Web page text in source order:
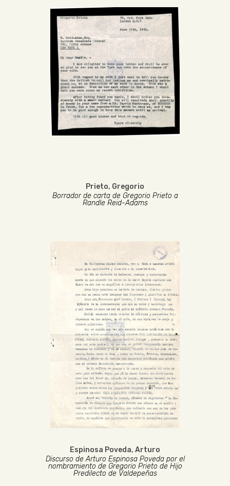
Prieto, Gregorio
Borrador de carta de Gregorio Prieto a
Randle Reid-Adams
Espinosa Poveda, Arturo
Discurso de Arturo Espinosa Poveda por el
nombramiento de Gregorio Prieto de Hijo
Predilecto de Valdepeñas